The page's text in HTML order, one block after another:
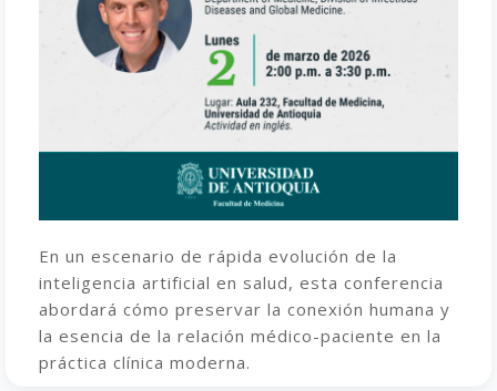
En un escenario de rápida evolución de la
inteligencia artificial en salud, esta conferencia
abordará cómo preservar la conexión humana y
la esencia de la relación médico-paciente en la
práctica clínica moderna.